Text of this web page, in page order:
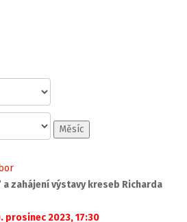
Měsíc
a zahájení výstavy kreseb Richarda
prosinec 2023, 17:30